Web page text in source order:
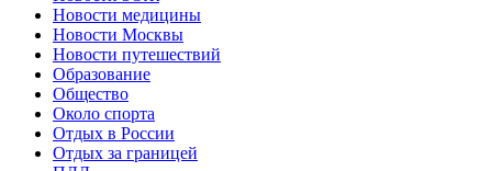
Новости медицины
Новости Москвы
Новости путешествий
Образование
Общество
Около спорта
Отдых в России
Отдых за границей